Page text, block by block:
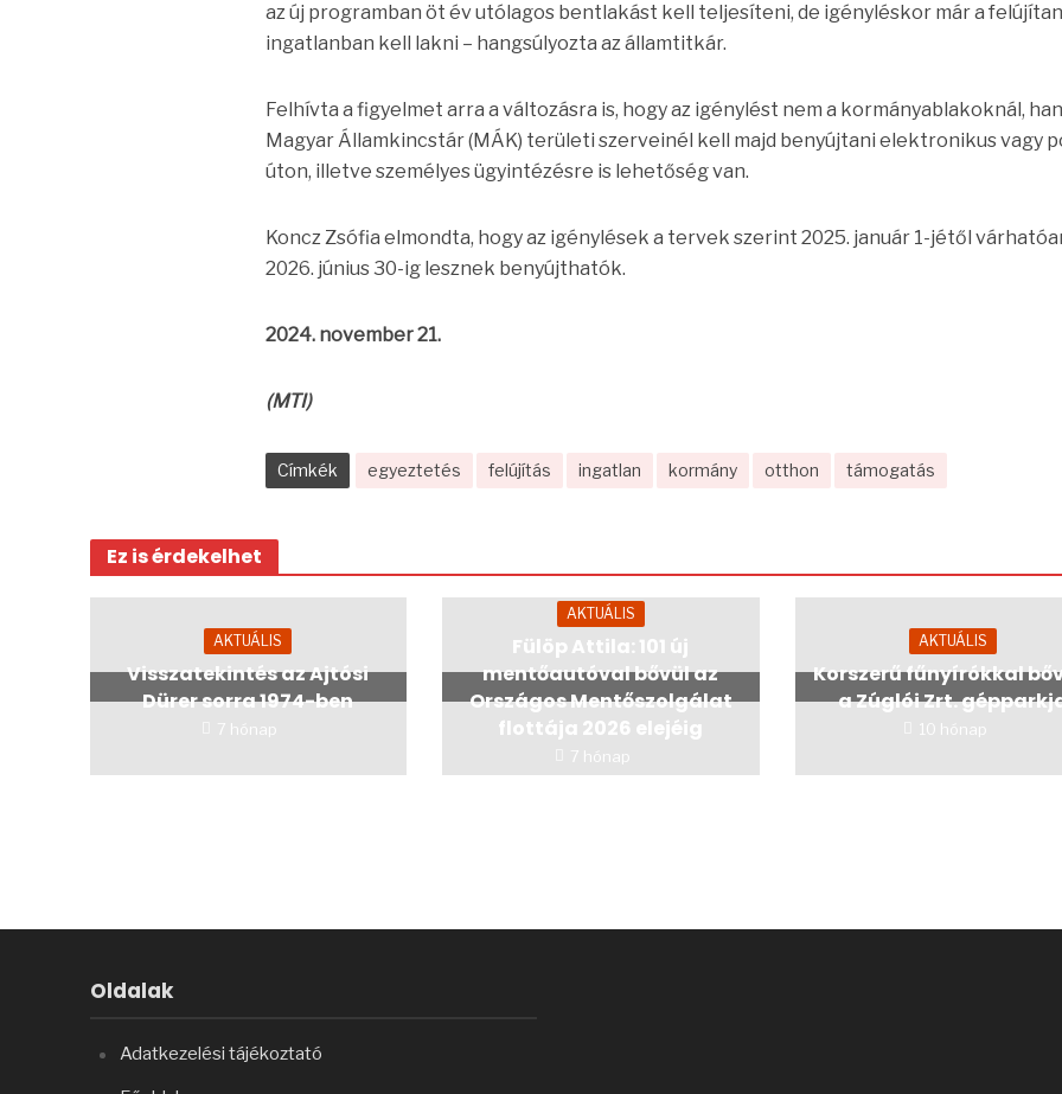
az új programban öt év utólagos bentlakást kell teljesíteni, de igényléskor már a
ingatlanban kell lakni – hangsúlyozta az államtitkár.
Felhívta a figyelmet arra a változásra is, hogy az igénylést nem a kormányablakoknál,
Magyar Államkincstár (MÁK) területi szerveinél kell majd benyújtani elektronikus vagy
úton, illetve személyes ügyintézésre is lehetőség van.
Koncz Zsófia elmondta, hogy az igénylések a tervek szerint 2025. január 1-jétől
2026. június 30-ig lesznek benyújthatók.
2024. november 21.
(MTI)
Címkék egyeztetés felújítás ingatlan kormány otthon támogatás
Ez is érdekelhet
AKTUÁLIS
Visszatekintés az Ajtósi
Dürer sorra 1974-ben
7 hónap
AKTUÁLIS
Fülöp Attila: 101 új
mentőautóval bővül az
Országos Mentőszolgálat
flottája 2026 elejéig
7 hónap
AKTUÁLIS
Korszerű fűnyírókkal
a Zúglói Zrt.
10 hónap
Oldalak
Adatkezelési tájékoztató